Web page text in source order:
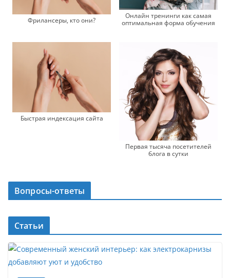
Фрилансеры, кто они?
Онлайн тренинги как самая
оптимальная форма обучения
Быстрая индексация сайта
Первая тысяча посетителей
блога в сутки
Вопросы-ответы
Статьи